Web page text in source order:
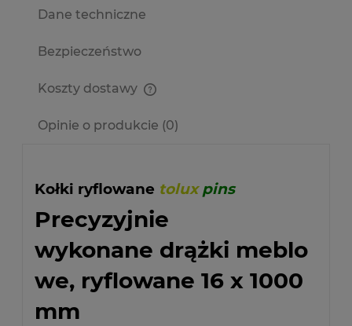
Dane techniczne
Bezpieczeństwo
Koszty dostawy
Opinie o produkcie (0)
Kołki ryflowane toluxpins
Precyzyjnie
wykonane drążki meblo
we, ryflowane 16 x 1000
mm